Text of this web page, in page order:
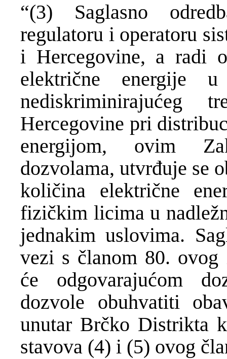
“(3) Saglasno
regulatoru i operatoru
i Hercegovine, a radi
električne energije
nediskriminirajućeg
Hercegovine pri
energijom, ovim
dozvolama, utvrđuje se
količina električne
fizičkim licima u
jednakim uslovima.
vezi s članom 80. ovog
će odgovarajućom
dozvole obuhvatiti
unutar Brčko Distrikta
stavova (4) i (5) ovog